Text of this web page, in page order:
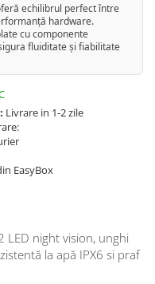
echilibrul perfect între
hardware.
cu componente
fluiditate și fiabilitate
Livrare in 1-2 zile
EasyBox
LED night vision, unghi
la apă IPX6 si praf